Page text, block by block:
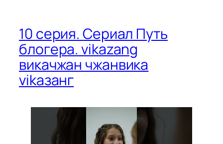
10 серия. Сериал Путь
блогера. vikazang
викачжан чжанвика
vikазанг